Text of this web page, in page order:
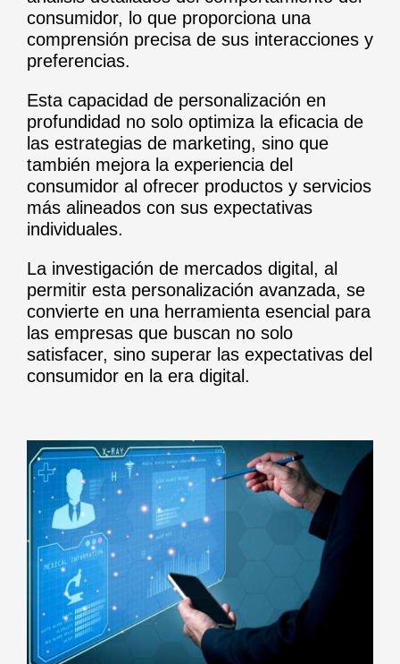
consumidor, lo que proporciona una
comprensión precisa de sus interacciones y
preferencias.
Esta capacidad de personalización en
profundidad no solo optimiza la eficacia de
las estrategias de marketing, sino que
también mejora la experiencia del
consumidor al ofrecer productos y servicios
más alineados con sus expectativas
individuales.
La investigación de mercados digital, al
permitir esta personalización avanzada, se
convierte en una herramienta esencial para
las empresas que buscan no solo
satisfacer, sino superar las expectativas del
consumidor en la era digital.